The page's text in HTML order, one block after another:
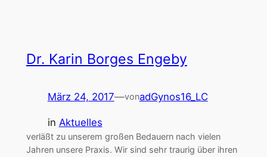
Dr. Karin Borges Engeby
März 24, 2017—vonadGynos16_LC
in Aktuelles
verläßt zu unserem großen Bedauern nach vielen
Jahren unsere Praxis. Wir sind sehr traurig über ihren